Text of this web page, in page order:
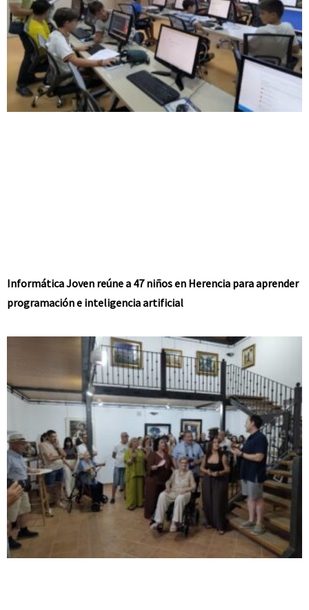
Informática Joven reúne a 47 niños en Herencia para aprender
programación e inteligencia artificial